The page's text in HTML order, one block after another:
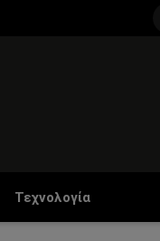
Τεχνολογία